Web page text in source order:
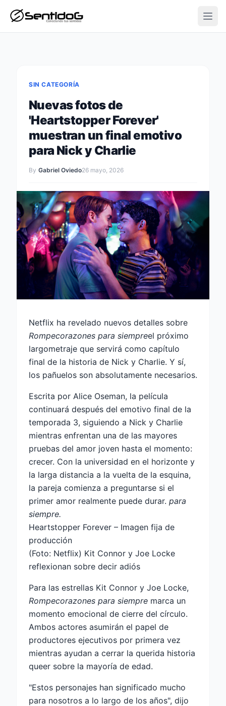
SIN CATEGORÍA
Nuevas fotos de
'Heartstopper Forever'
muestran un final emotivo
para Nick y Charlie
By Gabriel Oviedo26 mayo, 2026
Netflix ha revelado nuevos detalles sobre
Rompecorazones para siempreel próximo
largometraje que servirá como capítulo
final de la historia de Nick y Charlie. Y sí,
los pañuelos son absolutamente necesarios.
Escrita por Alice Oseman, la película
continuará después del emotivo final de la
temporada 3, siguiendo a Nick y Charlie
mientras enfrentan una de las mayores
pruebas del amor joven hasta el momento:
crecer. Con la universidad en el horizonte y
la larga distancia a la vuelta de la esquina,
la pareja comienza a preguntarse si el
primer amor realmente puede durar. para
siempre.
Heartstopper Forever – Imagen fija de
producción
(Foto: Netflix) Kit Connor y Joe Locke
reflexionan sobre decir adiós
Para las estrellas Kit Connor y Joe Locke,
Rompecorazones para siempre marca un
momento emocional de cierre del círculo.
Ambos actores asumirán el papel de
productores ejecutivos por primera vez
mientras ayudan a cerrar la querida historia
queer sobre la mayoría de edad.
"Estos personajes han significado mucho
para nosotros a lo largo de los años", dijo